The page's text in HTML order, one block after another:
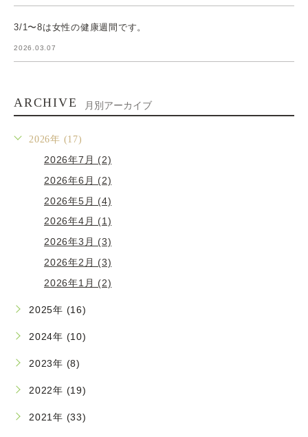
3/1〜8は女性の健康週間です。
2026.03.07
ARCHIVE 月別アーカイブ
2026年 (17)
2026年7月 (2)
2026年6月 (2)
2026年5月 (4)
2026年4月 (1)
2026年3月 (3)
2026年2月 (3)
2026年1月 (2)
2025年 (16)
2024年 (10)
2023年 (8)
2022年 (19)
2021年 (33)